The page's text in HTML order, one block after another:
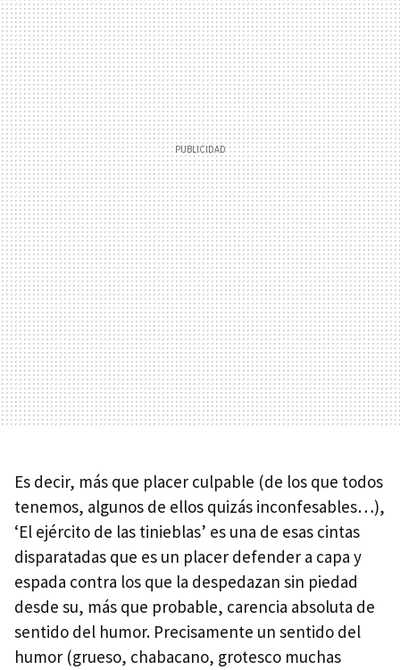
Es decir, más que placer culpable (de los que todos
tenemos, algunos de ellos quizás inconfesables…),
‘El ejército de las tinieblas’ es una de esas cintas
disparatadas que es un placer defender a capa y
espada contra los que la despedazan sin piedad
desde su, más que probable, carencia absoluta de
sentido del humor. Precisamente un sentido del
humor (grueso, chabacano, grotesco muchas